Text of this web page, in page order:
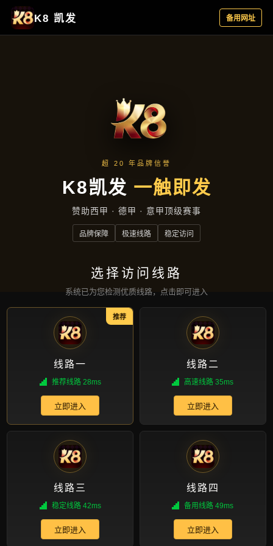
集团新闻
首页 集团新闻